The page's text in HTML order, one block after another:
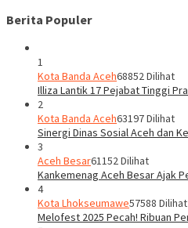
Berita Populer
1
Kota Banda Aceh68852 Dilihat
Illiza Lantik 17 Pejabat Tinggi
2
Kota Banda Aceh63197 Dilihat
Sinergi Dinas Sosial Aceh dan
3
Aceh Besar61152 Dilihat
Kankemenag Aceh Besar Ajak
4
Kota Lhokseumawe57588 Dilihat
Melofest 2025 Pecah! Ribuan